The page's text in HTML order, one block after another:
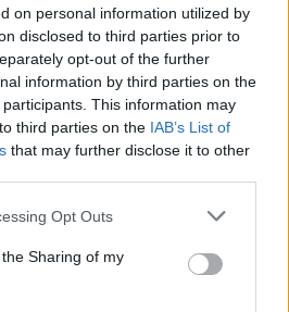
on personal information utilized by
disclosed to third parties prior to
opt-out of the further
information by third parties on the
participants. This information may
third parties on the IAB’s List of
that may further disclose it to other
app uses one or more Google
usage behaviour. You may click to
Google and its third-party tags to
purposes in below Google
Opt Outs
Sharing of my
Εθνικής Γυναικών επί ιταλικού